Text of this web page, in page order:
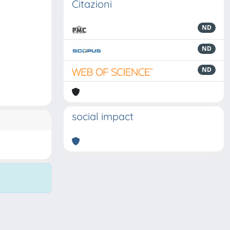
Citazioni
ND
ND
ND
social impact